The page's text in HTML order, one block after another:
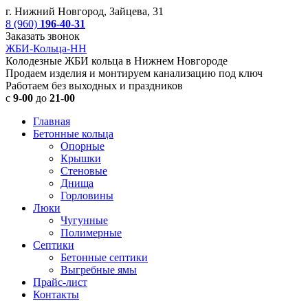
г. Нижний Новгород, Зайцева, 31
8 (960) 196-40-31
Заказать звонок
ЖБИ-Кольца-НН
Колодезные ЖБИ кольца в Нижнем Новгороде
Продаем изделия и монтируем канализацию под ключ
Работаем без выходных и праздников
с 9-00 до 21-00
Главная
Бетонные кольца
Опорные
Крышки
Стеновые
Днища
Горловины
Люки
Чугунные
Полимерные
Септики
Бетонные септики
Выгребные ямы
Прайс-лист
Контакты